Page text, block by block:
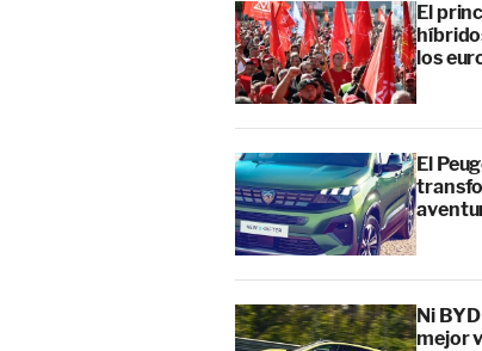
El
los
El
Ni
mejor